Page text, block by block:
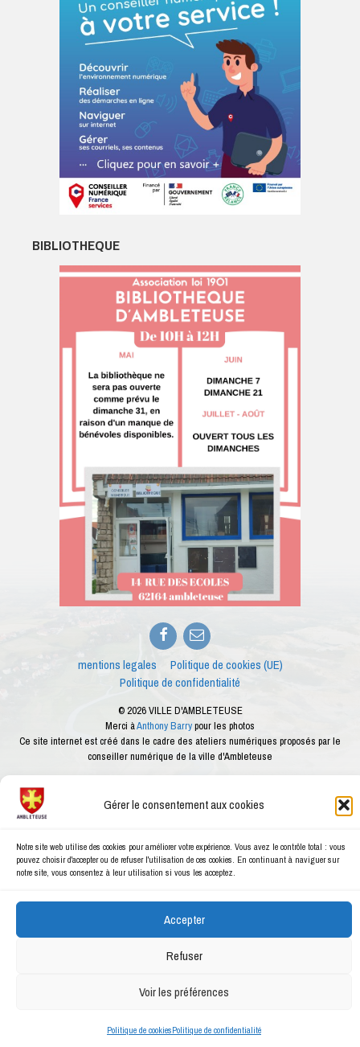
Gérer le consentement aux cookies
Notre site web utilise des cookies pour améliorer votre expérience. Vous avez le contrôle total : vous
pouvez choisir d'accepter ou de refuser l'utilisation de ces cookies. En continuant à naviguer sur
notre site, vous consentez à leur utilisation si vous les acceptez.
Accepter
Refuser
Voir les préférences
Politique de cookiesPolitique de confidentialité
BIBLIOTHEQUE
Facebook
E-
mail
mentions legales
Politique de cookies (UE)
Politique de confidentialité
© 2026 VILLE D'AMBLETEUSE
Merci àAnthony Barrypour les photos
Ce site internet est créé dans le cadre des ateliers numériques proposés par le
conseiller numérique de la ville d'Ambleteuse